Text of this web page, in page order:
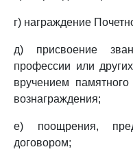
г) награждение
д) присвоение
профессии или
вручением
вознаграждения;
е) поощрения,
договором;